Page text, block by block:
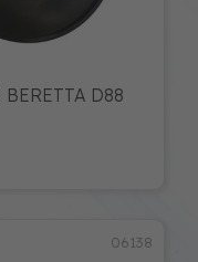
D88
06138